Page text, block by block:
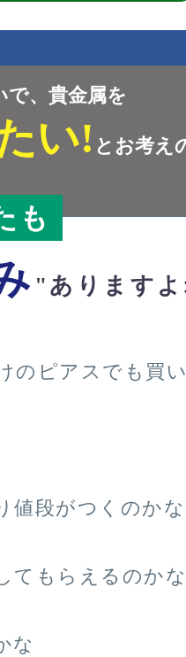
で、貴金属を
い! とお考え
も
"あります
のピアスでも買
値段がつくのかな
てもらえるのかな
な